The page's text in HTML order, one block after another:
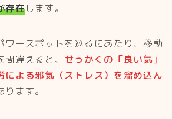
存在します。
ワースポットを巡るにあたり、移動
違えると、 せっかくの「良い気」
による邪気（ストレス）を溜め込ん
ます。